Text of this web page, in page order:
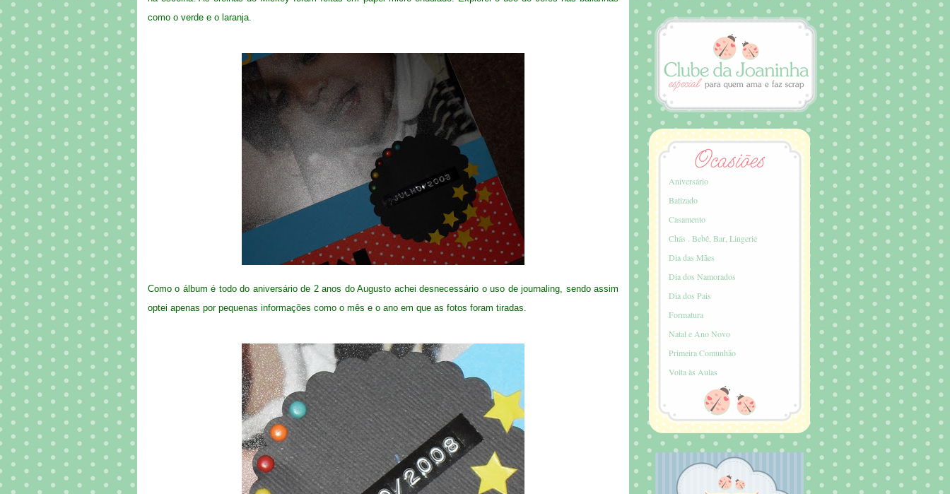
como o verde e o laranja.
Como o álbum é todo do aniversário de 2 anos do Augusto achei desnecessário o uso de journaling, sendo assim
optei apenas por pequenas informações como o mês e o ano em que as fotos foram tiradas.
Aniversário
Batizado
Casamento
Chás . Bebê, Bar, Lingerie
Dia das Mães
Dia dos Namorados
Dia dos Pais
Formatura
Natal e Ano Novo
Primeira Comunhão
Volta às Aulas